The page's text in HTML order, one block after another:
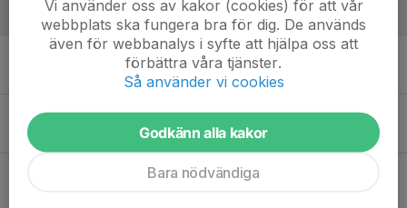
2 mar, 11:36 0
T-shirt och vattenflaska
22 feb, 21:22 0
Tävlingar inomhus
23 jan, 05:40 0
Friidrottsskola 2019
Vi använder oss av kakor (cookies) för att vår
webbplats ska fungera bra för dig. De används
även för webbanalys i syfte att hjälpa oss att
förbättra våra tjänster.
Så använder vi cookies
Godkänn alla kakor
Bara nödvändiga